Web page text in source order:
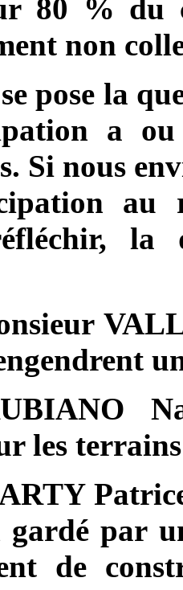
80 % du
non
se pose la
a
Si nous
au
la
les
gardé par
de